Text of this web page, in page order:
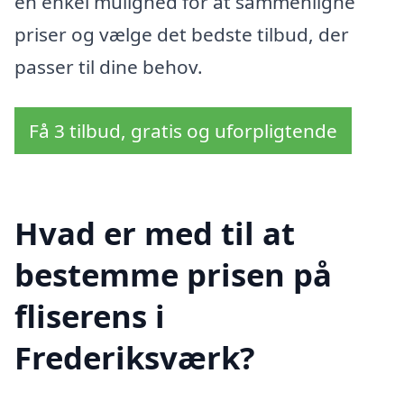
priser og vælge det bedste tilbud, der
passer til dine behov.
Få 3 tilbud, gratis og uforpligtende
Hvad er med til at
bestemme prisen på
fliserens i
Frederiksværk?